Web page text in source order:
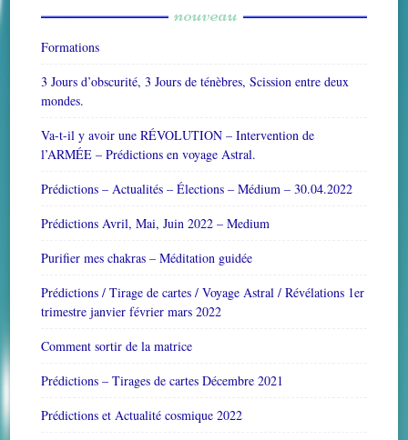
nd
nouveau
Formations
3 Jours d’obscurité, 3 Jours de ténèbres, Scission entre deux
mondes.
Va-t-il y avoir une RÉVOLUTION – Intervention de
l’ARMÉE – Prédictions en voyage Astral.
Prédictions – Actualités – Élections – Médium – 30.04.2022
Prédictions Avril, Mai, Juin 2022 – Medium
Purifier mes chakras – Méditation guidée
Prédictions / Tirage de cartes / Voyage Astral / Révélations 1er
trimestre janvier février mars 2022
Comment sortir de la matrice
Prédictions – Tirages de cartes Décembre 2021
Prédictions et Actualité cosmique 2022